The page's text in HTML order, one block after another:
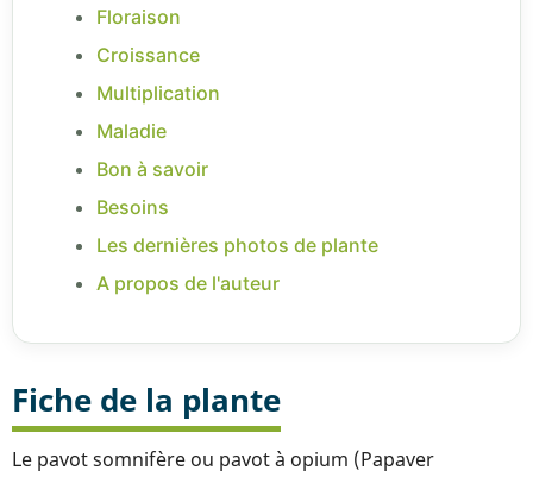
Floraison
Croissance
Multiplication
Maladie
Bon à savoir
Besoins
Les dernières photos de plante
A propos de l'auteur
Fiche de la plante
Le pavot somnifère ou pavot à opium (Papaver